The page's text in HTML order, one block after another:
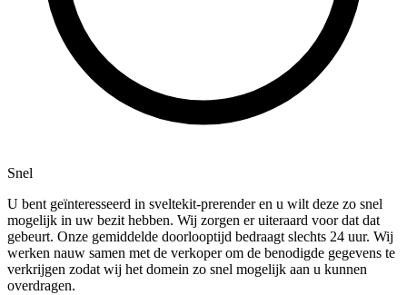
Snel
U bent geïnteresseerd in sveltekit-prerender en u wilt deze zo snel
mogelijk in uw bezit hebben. Wij zorgen er uiteraard voor dat dat
gebeurt. Onze gemiddelde doorlooptijd bedraagt slechts 24 uur. Wij
werken nauw samen met de verkoper om de benodigde gegevens te
verkrijgen zodat wij het domein zo snel mogelijk aan u kunnen
overdragen.